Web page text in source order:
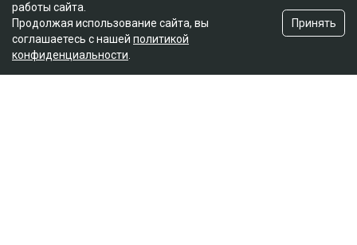
работы сайта.
Продолжая использование сайта, вы
соглашаетесь с нашей политикой
конфиденциальности
Принять